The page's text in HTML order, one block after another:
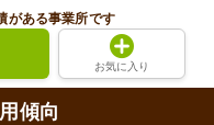
がある事業所です
お気に入り
傾向